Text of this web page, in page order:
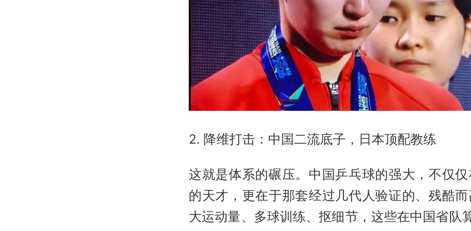
2. 降维打击：中国二流底子，日本顶配教练
这就是体系的碾压。中国乒乓球的强大，不仅
的天才，更在于那套经过几代人验证的、残酷而
大运动量、多球训练、抠细节，这些在中国省队